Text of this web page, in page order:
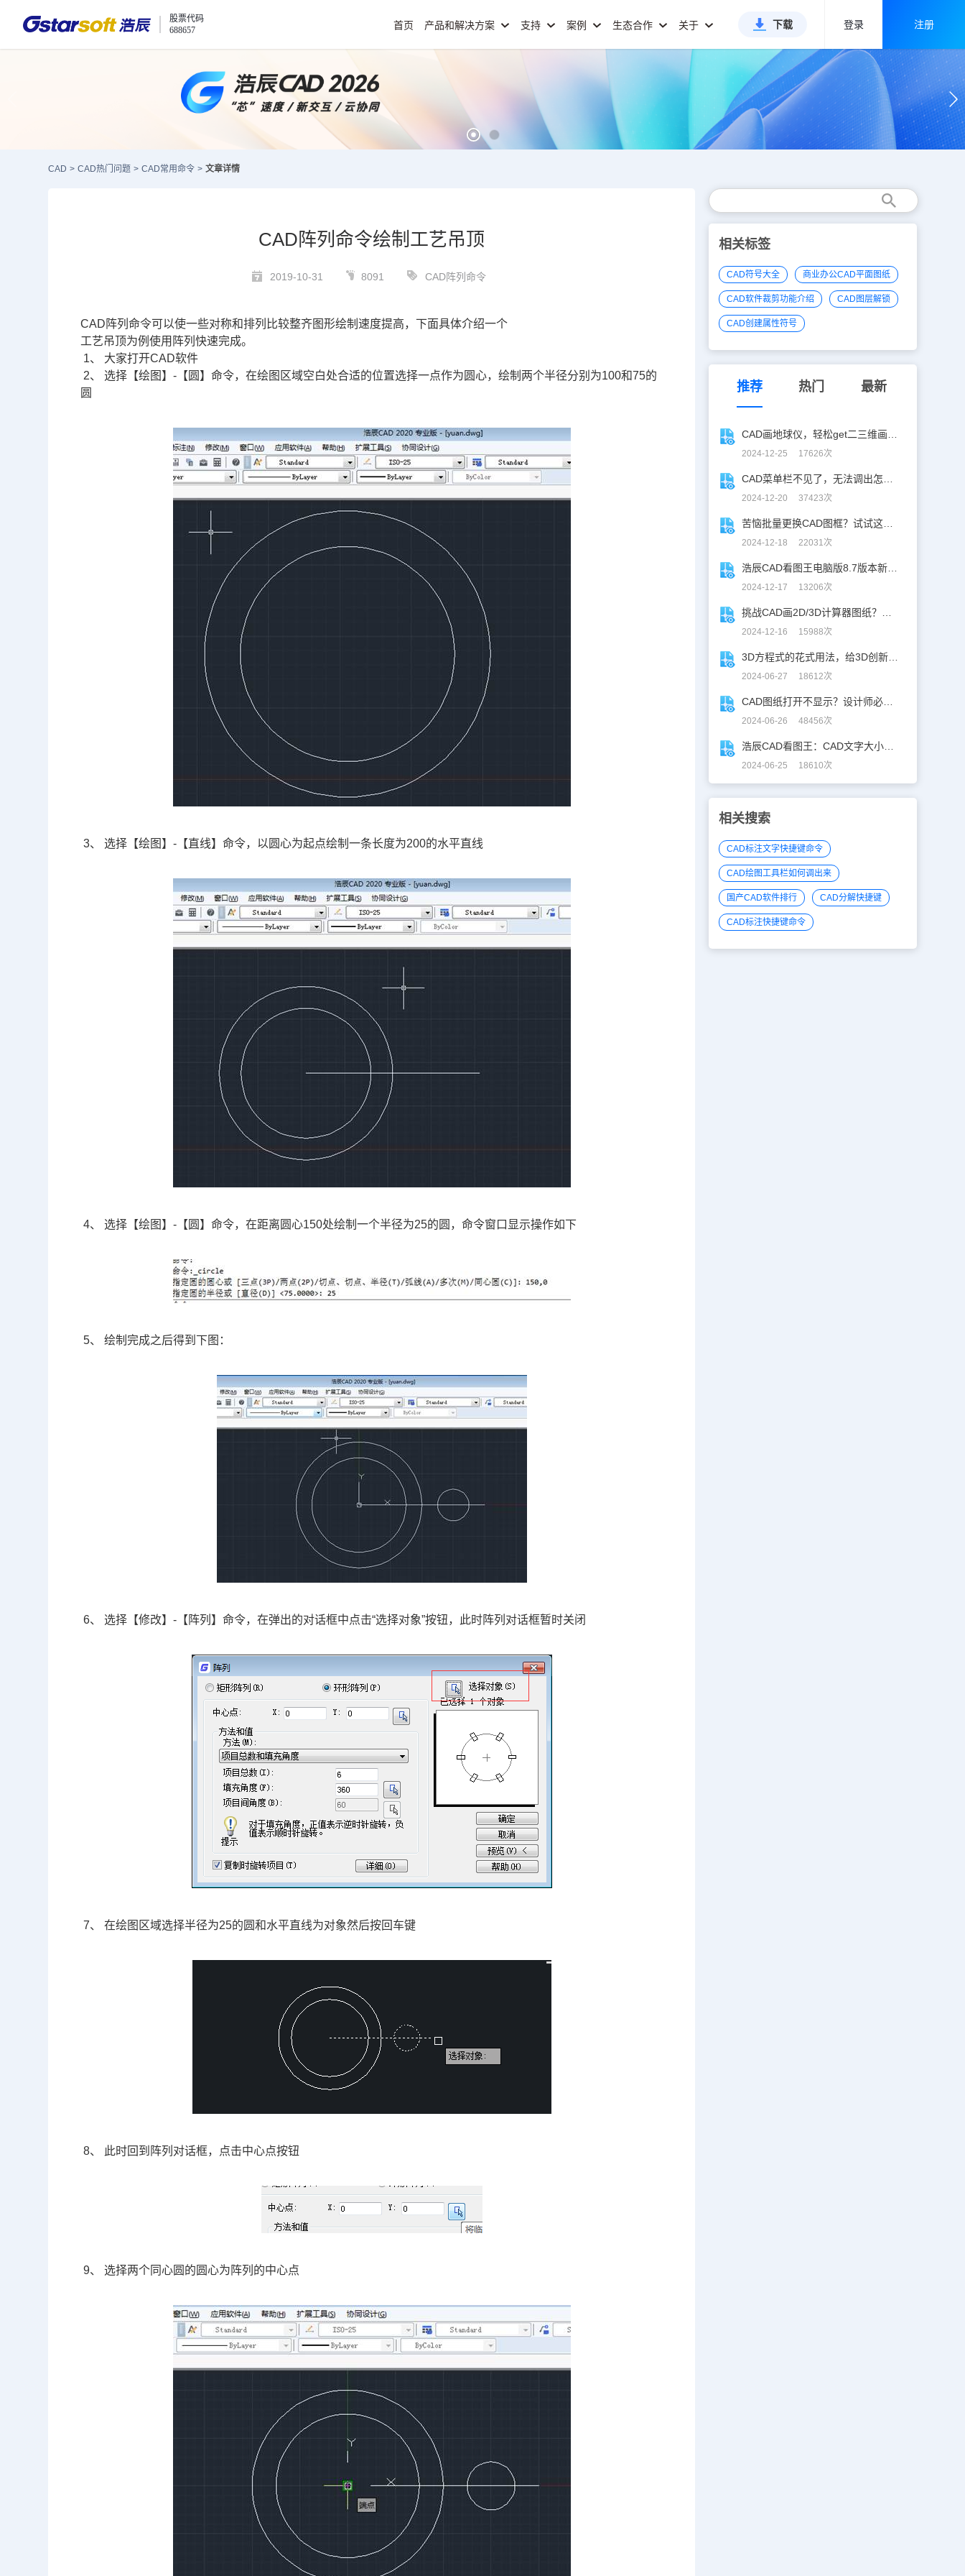
股票代码
688657
首页 产品和解决方案 支持 案例 生态合作 关于 下载 登录 注册
CAD > CAD热门问题 > CAD常用命令 > 文章详情
CAD阵列命令绘制工艺吊顶
2019-10-31 8091 CAD阵列命令
CAD阵列命令可以使一些对称和排列比较整齐图形绘制速度提高，下面具体介绍一个
工艺吊顶为例使用阵列快速完成。
1、 大家打开CAD软件
2、 选择【绘图】-【圆】命令，在绘图区域空白处合适的位置选择一点作为圆心，绘制两个半径分别为100和75的
圆
3、 选择【绘图】-【直线】命令，以圆心为起点绘制一条长度为200的水平直线
4、 选择【绘图】-【圆】命令，在距离圆心150处绘制一个半径为25的圆，命令窗口显示操作如下
5、 绘制完成之后得到下图：
6、 选择【修改】-【阵列】命令，在弹出的对话框中点击“选择对象”按钮，此时阵列对话框暂时关闭
7、 在绘图区域选择半径为25的圆和水平直线为对象然后按回车键
8、 此时回到阵列对话框，点击中心点按钮
9、 选择两个同心圆的圆心为阵列的中心点
相关标签
CAD符号大全 商业办公CAD平面图纸
CAD软件裁剪功能介绍 CAD图层解锁
CAD创建属性符号
推荐 热门 最新
2024-12-25 17626次
2024-12-20 37423次
2024-12-18 22031次
2024-12-17 13206次
2024-12-16 15988次
2024-06-27 18612次
2024-06-26 48456次
2024-06-25 18610次
相关搜索
CAD标注文字快捷键命令
CAD绘图工具栏如何调出来
国产CAD软件排行 CAD分解快捷键
CAD标注快捷键命令